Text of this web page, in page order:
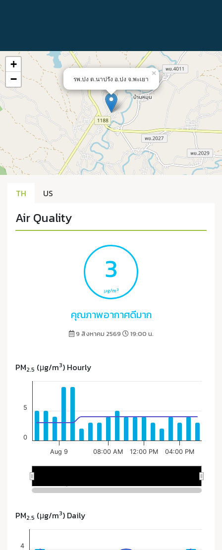
รพ.ปง ต.นาปรัง อ.ปง จ.พะเยา
×
+
−
TH US
Air Quality
3
μg/m3
คุณภาพอากาศดีมาก
9 สิงหาคม 2569 19:00 น.
PM2.5 (μg/m3) Hourly
PM2.5 (μg/m3) Daily